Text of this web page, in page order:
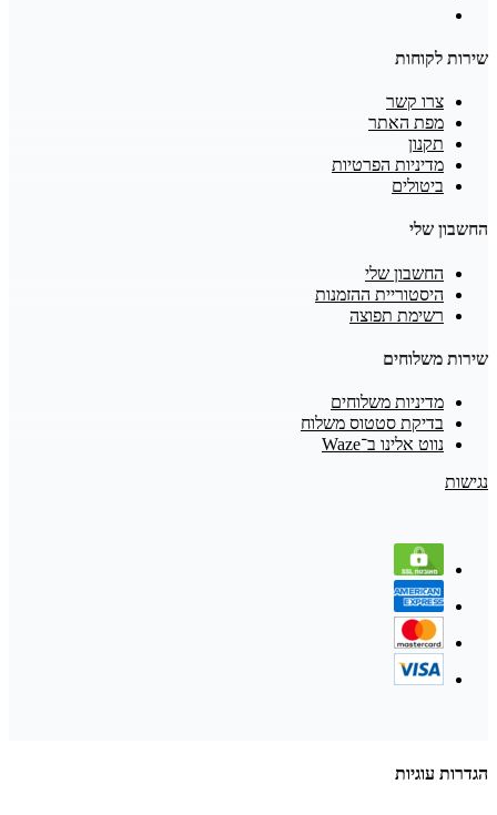
שירות לקוחות
צרו קשר
מפת האתר
תקנון
מדיניות הפרטיות
ביטולים
החשבון שלי
החשבון שלי
היסטוריית ההזמנות
רשימת תפוצה
שירות משלוחים
מדיניות משלוחים
בדיקת סטטוס משלוח
נווט אלינו ב־Waze
נגישות
הגדרות עוגיות